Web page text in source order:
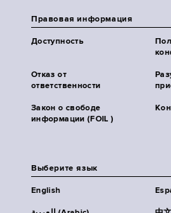
Правовая информация
Доступность
Отказ от
ответственности
Закон о свободе
информации (FOIL )
Выберите язык
English